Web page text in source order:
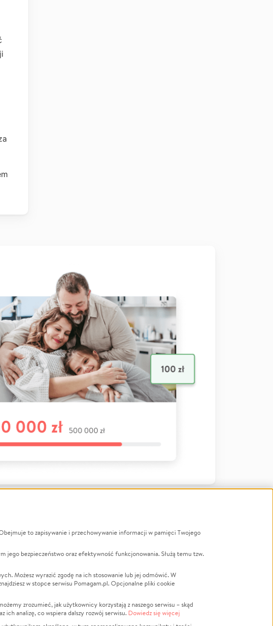
Zbieraj na
Leczenie
Zwierzęta
Pożar
Sport
Pomoc Finansowa
LGBTQ+
Powódź
Wichura
Religia
Edukacja
to zapisywanie i przechowywanie informacji w pamięci Twojego
jego bezpieczeństwo oraz efektywność funkcjonowania. Służą temu tzw.
Możesz wyrazić zgodę na ich stosowanie lub jej odmówić. W
w stopce serwisu Pomagam.pl. Opcjonalne pliki cookie
zrozumieć, jak użytkownicy korzystają z naszego serwisu – skąd
ich analizę, co wspiera dalszy rozwój serwisu. Dowiedz się więcej